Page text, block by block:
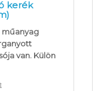
kerék
van. Külön